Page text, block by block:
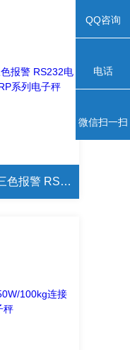
JADEVER电子秤连接三色报警 RS232电脑通讯 无接连接PLC/ERP系列电子秤
QQ咨询
电话
微信扫一扫